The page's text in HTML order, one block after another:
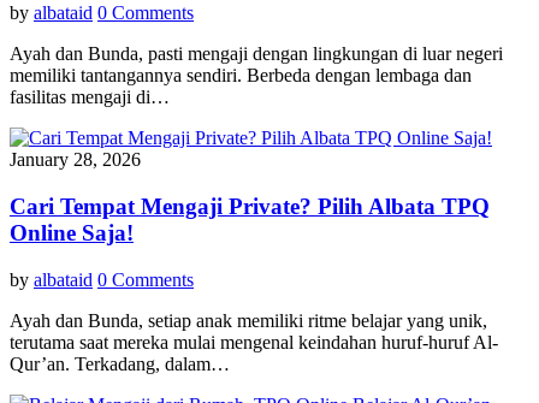
by albataid 0 Comments
Ayah dan Bunda, pasti mengaji dengan lingkungan di luar negeri
memiliki tantangannya sendiri. Berbeda dengan lembaga dan
fasilitas mengaji di…
January 28, 2026
Cari Tempat Mengaji Private? Pilih Albata TPQ
Online Saja!
by albataid 0 Comments
Ayah dan Bunda, setiap anak memiliki ritme belajar yang unik,
terutama saat mereka mulai mengenal keindahan huruf-huruf Al-
Qur’an. Terkadang, dalam…